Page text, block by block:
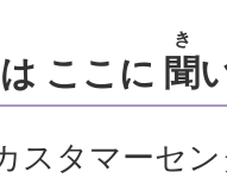
ここに 聞
き
スタマーセ